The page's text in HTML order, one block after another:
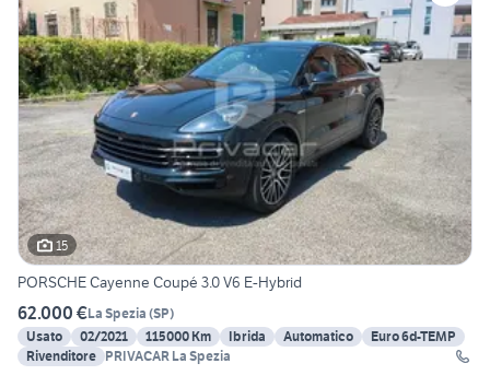
15
PORSCHE Cayenne Coupé 3.0 V6 E-Hybrid
62.000 €La Spezia (SP)
Usato
02/2021 115000 Km Ibrida Automatico
Euro 6d-TEMP
Rivenditore PRIVACAR La Spezia